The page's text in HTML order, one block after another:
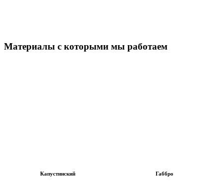
Материалы с которыми мы работаем
Капустинский Габбро